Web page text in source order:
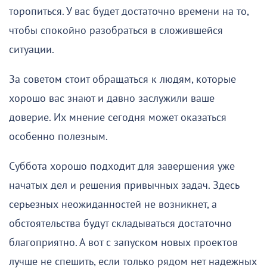
торопиться. У вас будет достаточно времени на то,
чтобы спокойно разобраться в сложившейся
ситуации.
За советом стоит обращаться к людям, которые
хорошо вас знают и давно заслужили ваше
доверие. Их мнение сегодня может оказаться
особенно полезным.
Суббота хорошо подходит для завершения уже
начатых дел и решения привычных задач. Здесь
серьезных неожиданностей не возникнет, а
обстоятельства будут складываться достаточно
благоприятно. А вот с запуском новых проектов
лучше не спешить, если только рядом нет надежных